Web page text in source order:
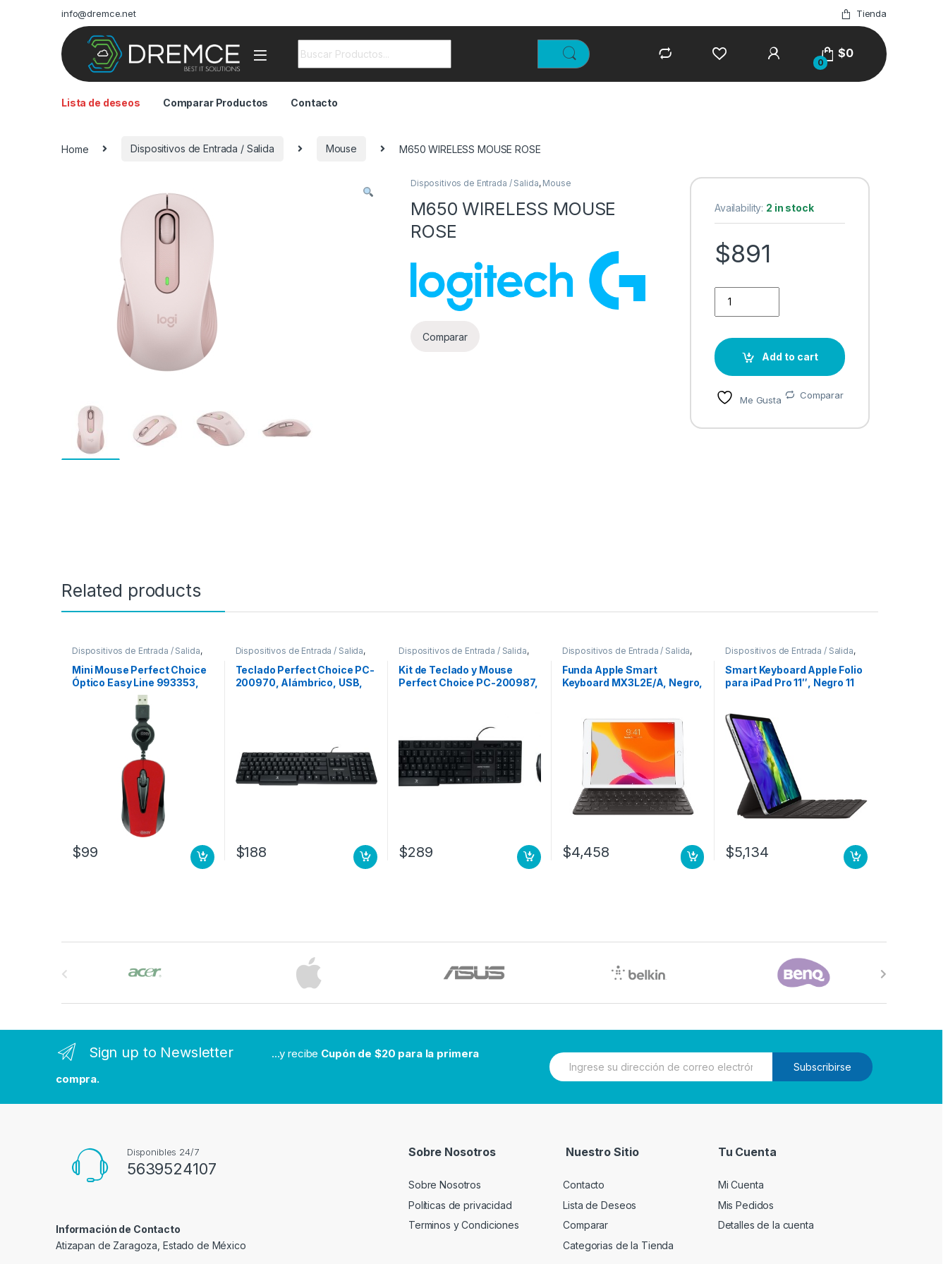
info@dremce.net Tienda
0
$0
Lista de deseos Comparar Productos Contacto
Home Dispositivos de Entrada / Salida Mouse M650 WIRELESS MOUSE ROSE
Dispositivos de Entrada / Salida, Mouse
M650 WIRELESS MOUSE
ROSE
Comparar
Availability: 2 in stock
$891
Add to cart
Me Gusta Comparar
Related products
Dispositivos de Entrada / Salida,
Mouse
Mini Mouse Perfect Choice
Óptico Easy Line 993353,
Alámbrico, USB, 1000DPI,
$99
Dispositivos de Entrada / Salida,
Teclados y Keypads
Teclado Perfect Choice PC-
200970, Alámbrico, USB,
$188
Dispositivos de Entrada / Salida,
Teclados y Keypads
Kit de Teclado y Mouse
Perfect Choice PC-200987,
NGO DPI AJUSTABLE AMBI
$289
Dispositivos de Entrada / Salida,
Teclados y Keypads
Funda Apple Smart
Keyboard MX3L2E/A, Negro,
GEN
$4,458
Dispositivos de Entrada / Salida,
Teclados y Keypads
Smart Keyboard Apple Folio
para iPad Pro 11″, Negro 11
$5,134
Sign up to Newsletter ...y recibe Cupón de $20 para la primera
compra.
N
e
w
Subscribirse
Disponibles 24/7
5639524107
Información de Contacto
Atizapan de Zaragoza, Estado de México
Sobre Nosotros
Sobre Nosotros
Políticas de privacidad
Terminos y Condiciones
Nuestro Sitio
Contacto
Lista de Deseos
Comparar
Categorias de la Tienda
Tu Cuenta
Mi Cuenta
Mis Pedidos
Detalles de la cuenta